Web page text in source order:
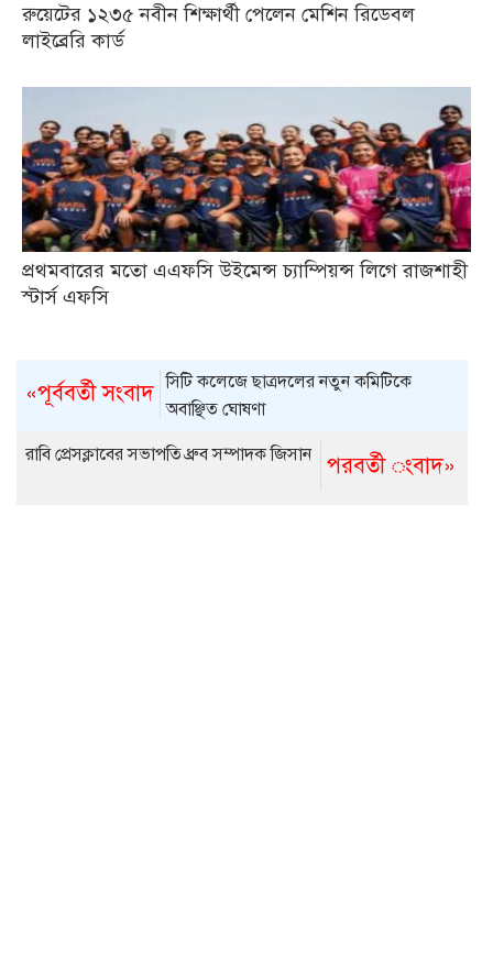
রুয়েটের ১২৩৫ নবীন শিক্ষার্থী পেলেন মেশিন রিডেবল
লাইব্রেরি কার্ড
প্রথমবারের মতো এএফসি উইমেন্স চ্যাম্পিয়ন্স লিগে রাজশাহী
স্টার্স এফসি
«পূর্ববর্তী সংবাদ সিটি কলেজে ছাত্রদলের নতুন কমিটিকে
অবাঞ্ছিত ঘোষণা
পরবর্তী ংবাদ»
রাবি প্রেসক্লাবের সভাপতি ধ্রুব সম্পাদক জিসান